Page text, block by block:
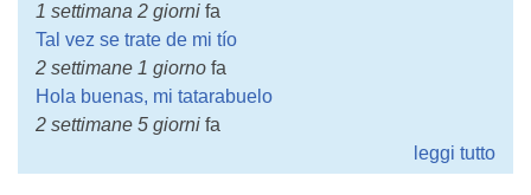
1 settimana 2 giorni fa
Tal vez se trate de mi tío
2 settimane 1 giorno fa
Hola buenas, mi tatarabuelo
2 settimane 5 giorni fa
leggi tutto